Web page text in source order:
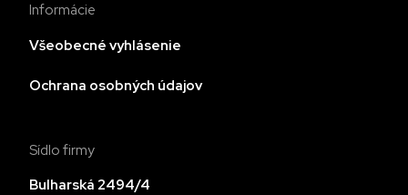
Informácie
Všeobecné vyhlásenie
Ochrana osobných údajov
Sídlo firmy
Bulharská 2494/4